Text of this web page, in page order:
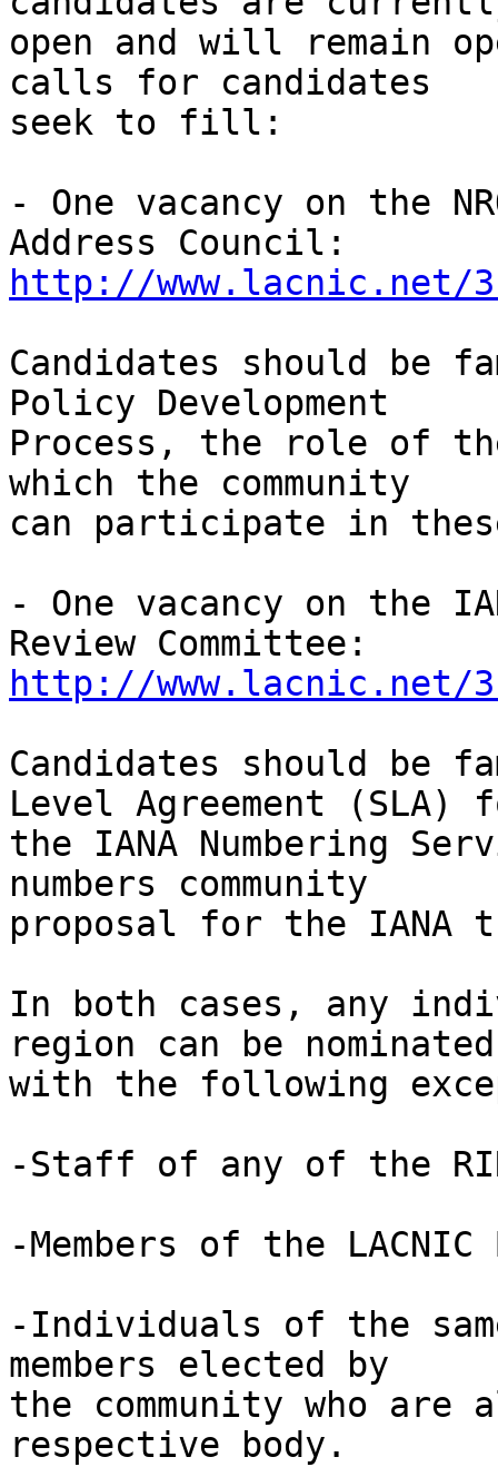
open and will remain
calls for candidates
seek to fill:
- One vacancy on the
http://www.lacnic.net/
Candidates should be
Policy Development
Process, the role of
which the community
can participate in
- One vacancy on the
http://www.lacnic.net/
Candidates should be
Level Agreement
the IANA Numbering
numbers community
proposal for the IANA
In both cases, any
region can be
with the following
-Staff of any of the
-Members of the LACNIC
-Individuals of the
members elected by
the community who
respective body.